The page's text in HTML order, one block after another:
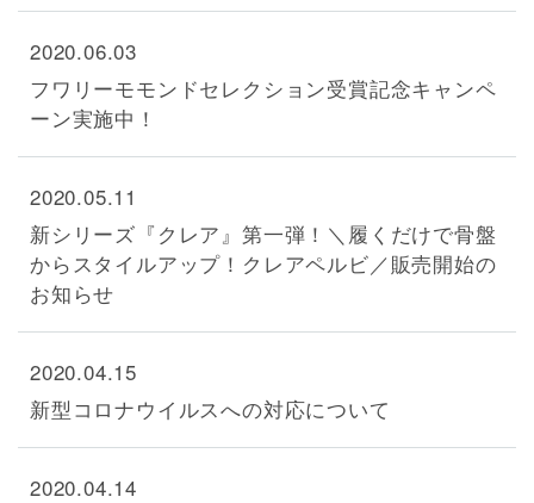
2020.06.03
フワリーモモンドセレクション受賞記念キャンペ
ーン実施中！
2020.05.11
新シリーズ『クレア』第一弾！＼履くだけで骨盤
からスタイルアップ！クレアペルビ／販売開始の
お知らせ
2020.04.15
新型コロナウイルスへの対応について
2020.04.14